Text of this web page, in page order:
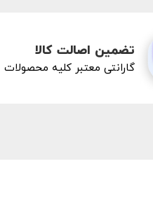
تضمین اصالت کالا
گارانتی معتبر کلیه محصولات